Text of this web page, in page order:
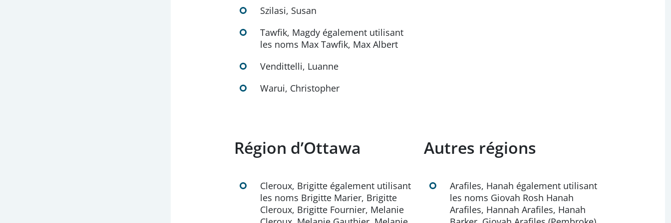
Szilasi, Susan
Tawfik, Magdy également utilisant
les noms Max Tawfik, Max Albert
Vendittelli, Luanne
Warui, Christopher
Région d’Ottawa
Cleroux, Brigitte également utilisant
les noms Brigitte Marier, Brigitte
Cleroux, Brigitte Fournier, Melanie
Autres régions
Arafiles, Hanah également utilisant
les noms Giovah Rosh Hanah
Arafiles, Hannah Arafiles, Hanah